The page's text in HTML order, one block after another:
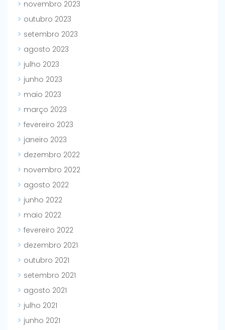
novembro 2023
outubro 2023
setembro 2023
agosto 2023
julho 2023
junho 2023
maio 2023
março 2023
fevereiro 2023
janeiro 2023
dezembro 2022
novembro 2022
agosto 2022
junho 2022
maio 2022
fevereiro 2022
dezembro 2021
outubro 2021
setembro 2021
agosto 2021
julho 2021
junho 2021